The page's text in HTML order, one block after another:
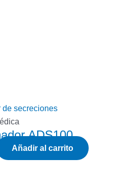
ADS100
Añadir al carrito